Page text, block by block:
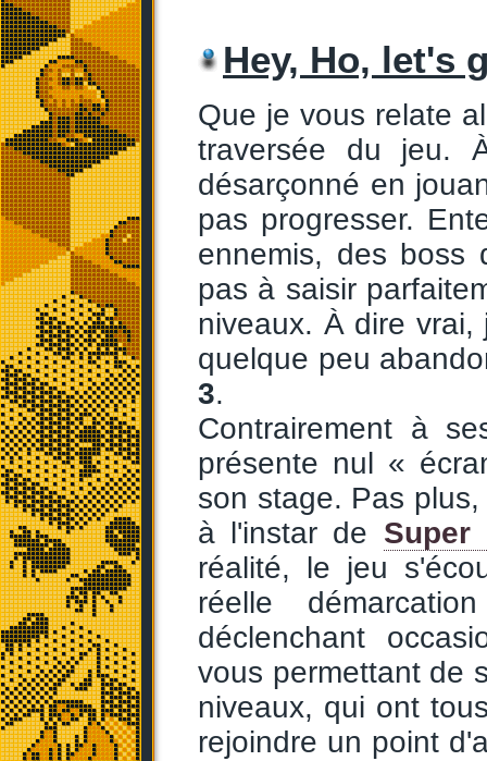
Hey, Ho, let's
Que je vous relate
traversée du jeu.
désarçonné en
pas progresser.
ennemis, des boss
pas à saisir
niveaux. À dire
quelque peu
3.
Contrairement à
présente nul «
son stage. Pas
à l'instar de Super
réalité, le jeu
réelle
déclenchant
vous permettant de
niveaux, qui ont
rejoindre un point